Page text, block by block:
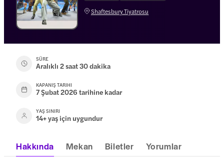
Shaftesbury Tiyatrosu
SÜRE
Aralıklı 2 saat 30 dakika
KAPANIŞ TARIHI
7 Şubat 2026 tarihine kadar
YAŞ SINIRI
14+ yaş için uygundur
Hakkında Mekan Biletler Yorumlar